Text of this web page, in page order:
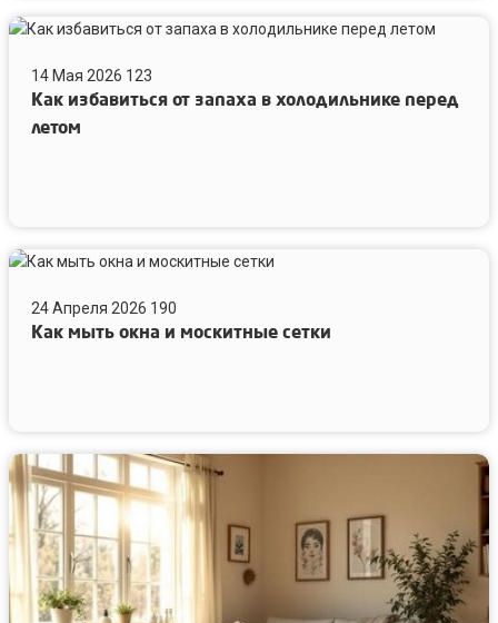
Как
запаха
14 Мая 2026 123
Как избавиться от запаха в холодильнике перед
летом
Как
окна24 Апреля 2026 190
Как мыть окна и москитные сетки
Уборка
дачи
перед
первым
выездом